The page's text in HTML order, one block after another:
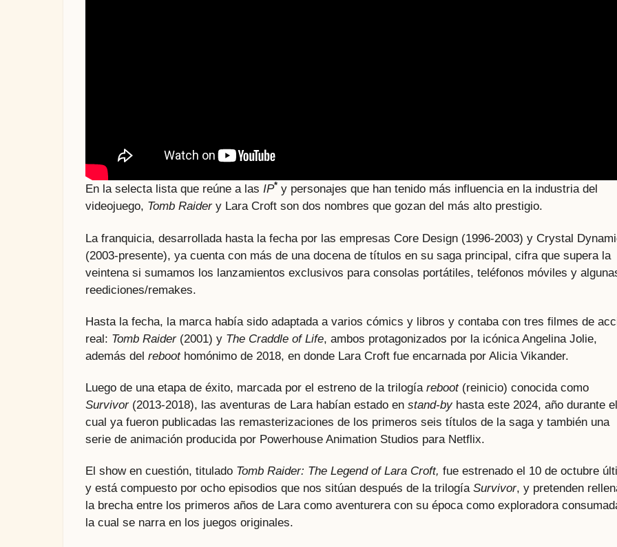
En la selecta lista que reúne a las IP* y personajes que han tenido más influencia en la industria del
videojuego, Tomb Raidery Lara Croft son dos nombres que gozan del más alto prestigio.
La franquicia, desarrollada hasta la fecha por las empresas Core Design (1996-2003) y Crystal
(2003-presente), ya cuenta con más de una docena de títulos en su saga principal, cifra que supera la
veintena si sumamos los lanzamientos exclusivos para consolas portátiles, teléfonos móviles y
reediciones/remakes.
Hasta la fecha, la marca había sido adaptada a varios cómics y libros y contaba con tres filmes de
real: Tomb Raider(2001) y The Craddle of Life, ambos protagonizados por la icónica Angelina Jolie,
además del reboothomónimo de 2018, en donde Lara Croft fue encarnada por Alicia Vikander.
Luego de una etapa de éxito, marcada por el estreno de la trilogía reboot(reinicio) conocida como
Survivor (2013-2018), las aventuras de Lara habían estado en stand-byhasta este 2024, año durante el
cual ya fueron publicadas las remasterizaciones de los primeros seis títulos de la saga y también una
serie de animación producida por Powerhouse Animation Studios para Netflix.
El show en cuestión, titulado Tomb Raider: The Legend of Lara Croft, fue estrenado el 10 de octubre
y está compuesto por ocho episodios que nos sitúan después de la trilogía Survivor, y pretenden
la brecha entre los primeros años de Lara como aventurera con su época como exploradora
la cual se narra en los juegos originales.